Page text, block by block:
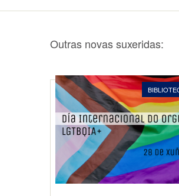
Outras novas suxeridas: